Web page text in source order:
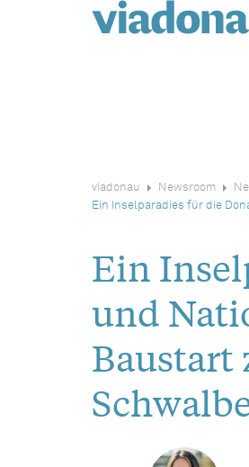
viadonau Newsroom
Ein Inselparadies für die
Ein
und
Baustart